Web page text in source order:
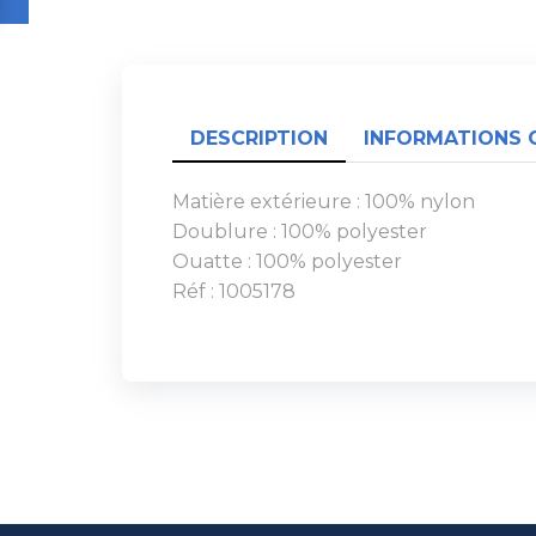
DESCRIPTION INFORMATIONS
Matière extérieure : 100% nylon
Doublure : 100% polyester
Ouatte : 100% polyester
Réf : 1005178